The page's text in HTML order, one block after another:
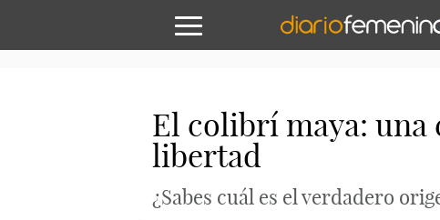
El colibrí maya: una
libertad
¿Sabes cuál es el verdadero